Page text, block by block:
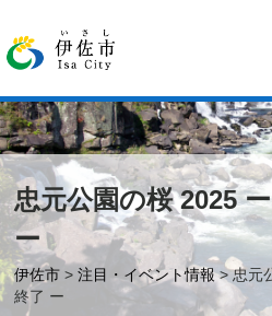
忠元公園の桜 2025
ー
伊佐市 >注目・イベント情報> 忠元
終了 ー